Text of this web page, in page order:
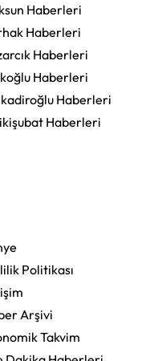
Haberleri
Haberleri
Haberleri
Haberleri
Haberleri
Haberleri
Politikası
Arşivi
Takvim